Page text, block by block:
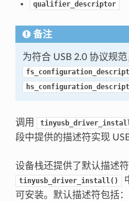
qualifier_descriptor
备注
为符合 USB 2.0 协议规
调用
段中提供的描述符实现
设备栈还提供了默认描述
tinyusb_driver_install()
可安装。默认描述符包括：